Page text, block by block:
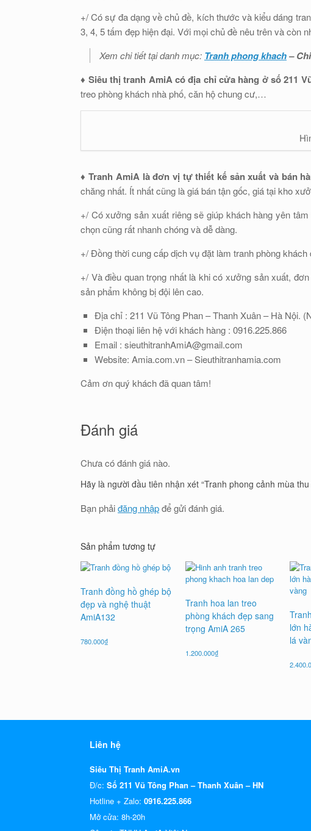
+/ Có sự đa dạng về chủ đề, kích thước và kiểu dáng
3, 4, 5 tấm đẹp hiện đại. Với mọi chủ đề nêu trên và còn
Xem chi tiết tại danh mục: Tranh phong khach–
♦ Siêu thị tranh AmiA có địa chỉ cửa hàng ở số 211
treo phòng khách nhà phố, căn hộ chung cư,…
♦ Tranh AmiA là đơn vị tự thiết kế sản xuất và bán
chăng nhất. Ít nhất cũng là giá bán tận gốc, giá tại kho
+/ Có xưởng sản xuất riêng sẽ giúp khách hàng yên
chọn cũng rất nhanh chóng và dễ dàng.
+/ Đồng thời cung cấp dịch vụ đặt làm tranh phòng
+/ Và điều quan trọng nhất là khi có xưởng sản xuất,
sản phẩm không bị đội lên cao.
Địa chỉ : 211 Vũ Tông Phan – Thanh Xuân – Hà Nội.
Điện thoại liên hệ với khách hàng : 0916.225.866
Email : sieuthitranhAmiA@gmail.com
Website: Amia.com.vn – Sieuthitranhamia.com
Cảm ơn quý khách đã quan tâm!
Đánh giá
Chưa có đánh giá nào.
Hãy là người đầu tiên nhận xét “Tranh phong cảnh mùa
Bạn phảiđăng nhậpđể gửi đánh giá.
Sản phẩm tương tự
Tranh đồng hồ ghép bộ
đẹp và nghệ thuật
AmiA132
780.000₫
Tranh hoa lan treo
phòng khách đẹp sang
trọng AmiA 265
1.200.000₫
lớn
lá
Liên hệ
Siêu Thị Tranh AmiA.vn
Đ/c: Số 211 Vũ Tông Phan – Thanh Xuân – HN
Hotline + Zalo: 0916.225.866
Mở cửa: 8h-20h